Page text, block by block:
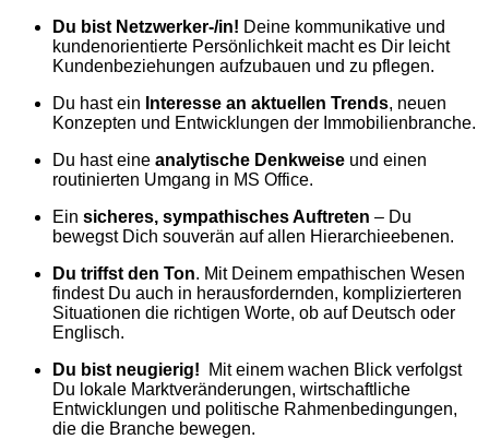
Du bist Netzwerker-/in! Deine kommunikative und
kundenorientierte Persönlichkeit macht es Dir leicht
Kundenbeziehungen aufzubauen und zu pflegen.
Du hast ein Interesse an aktuellen Trends, neuen
Konzepten und Entwicklungen der Immobilienbranche.
Du hast eine analytische Denkweise und einen
routinierten Umgang in MS Office.
Ein sicheres, sympathisches Auftreten – Du
bewegst Dich souverän auf allen Hierarchieebenen.
Du triffst den Ton. Mit Deinem empathischen Wesen
findest Du auch in herausfordernden, komplizierteren
Situationen die richtigen Worte, ob auf Deutsch oder
Englisch.
Du bist neugierig!
Mit einem wachen Blick verfolgst
Du lokale Marktveränderungen, wirtschaftliche
Entwicklungen und politische Rahmenbedingungen,
die die Branche bewegen.